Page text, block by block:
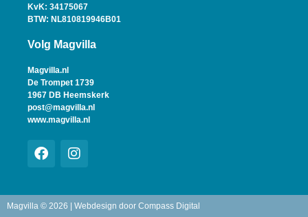
KvK: 34175067
BTW: NL810819946B01
Volg Magvilla
Magvilla.nl
De Trompet 1739
1967 DB Heemskerk
post@magvilla.nl
www.magvilla.nl
Magvilla © 2026 | Webdesign door Compass Digital